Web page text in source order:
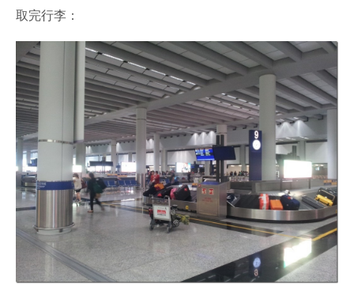
取完行李：